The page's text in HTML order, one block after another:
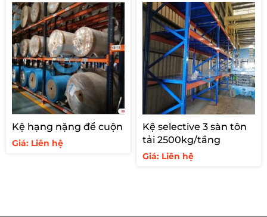
Kệ hạng nặng để cuộn
Giá: Liên hệ
Kệ selective 3 sàn tôn
tải 2500kg/tầng
Giá: Liên hệ